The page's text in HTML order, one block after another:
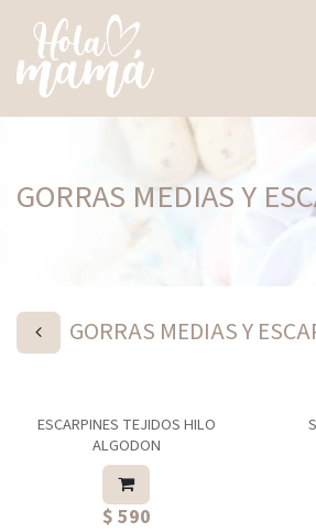
GORRAS MEDIAS Y
GORRAS MEDIAS Y
ESCARPINES TEJIDOS HILO
ALGODON
$ 590